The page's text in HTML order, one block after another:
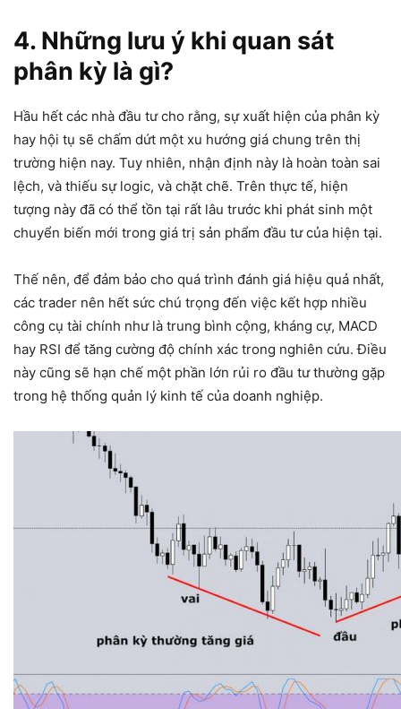
4. Những lưu ý khi quan sát
phân kỳ là gì?
Hầu hết các nhà đầu tư cho rằng, sự xuất hiện của phân kỳ
hay hội tụ sẽ chấm dứt một xu hướng giá chung trên thị
trường hiện nay. Tuy nhiên, nhận định này là hoàn toàn sai
lệch, và thiếu sự logic, và chặt chẽ. Trên thực tế, hiện
tượng này đã có thể tồn tại rất lâu trước khi phát sinh một
chuyển biến mới trong giá trị sản phẩm đầu tư của hiện tại.
Thế nên, để đảm bảo cho quá trình đánh giá hiệu quả nhất,
các trader nên hết sức chú trọng đến việc kết hợp nhiều
công cụ tài chính như là trung bình cộng, kháng cự, MACD
hay RSI để tăng cường độ chính xác trong nghiên cứu. Điều
này cũng sẽ hạn chế một phần lớn rủi ro đầu tư thường gặp
trong hệ thống quản lý kinh tế của doanh nghiệp.